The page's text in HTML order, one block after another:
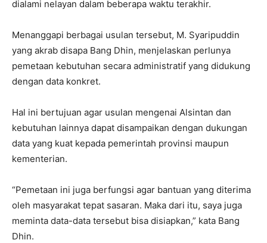
dialami nelayan dalam beberapa waktu terakhir.
Menanggapi berbagai usulan tersebut, M. Syaripuddin
yang akrab disapa Bang Dhin, menjelaskan perlunya
pemetaan kebutuhan secara administratif yang didukung
dengan data konkret.
Hal ini bertujuan agar usulan mengenai Alsintan dan
kebutuhan lainnya dapat disampaikan dengan dukungan
data yang kuat kepada pemerintah provinsi maupun
kementerian.
“Pemetaan ini juga berfungsi agar bantuan yang diterima
oleh masyarakat tepat sasaran. Maka dari itu, saya juga
meminta data-data tersebut bisa disiapkan,” kata Bang
Dhin.